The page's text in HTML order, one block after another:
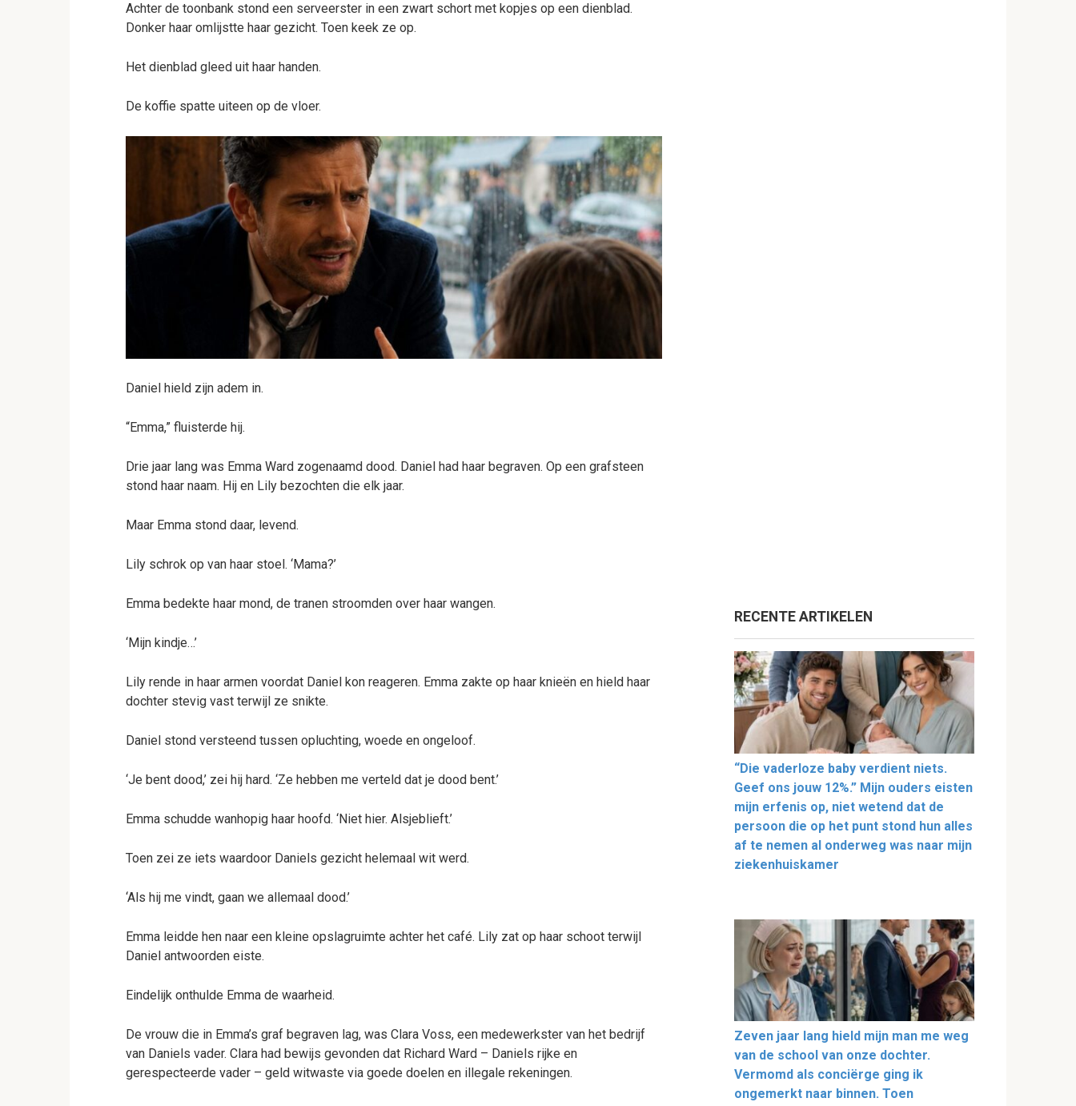
Achter de toonbank stond een serveerster in een zwart schort met kopjes op een dienblad.
Donker haar omlijstte haar gezicht. Toen keek ze op.
Het dienblad gleed uit haar handen.
De koffie spatte uiteen op de vloer.
Daniel hield zijn adem in.
“Emma,” fluisterde hij.
Drie jaar lang was Emma Ward zogenaamd dood. Daniel had haar begraven. Op een grafsteen
stond haar naam. Hij en Lily bezochten die elk jaar.
Maar Emma stond daar, levend.
Lily schrok op van haar stoel. ‘Mama?’
Emma bedekte haar mond, de tranen stroomden over haar wangen.
‘Mijn kindje…’
Lily rende in haar armen voordat Daniel kon reageren. Emma zakte op haar knieën en hield haar
dochter stevig vast terwijl ze snikte.
Daniel stond versteend tussen opluchting, woede en ongeloof.
‘Je bent dood,’ zei hij hard. ‘Ze hebben me verteld dat je dood bent.’
Emma schudde wanhopig haar hoofd. ‘Niet hier. Alsjeblieft.’
Toen zei ze iets waardoor Daniels gezicht helemaal wit werd.
‘Als hij me vindt, gaan we allemaal dood.’
Emma leidde hen naar een kleine opslagruimte achter het café. Lily zat op haar schoot terwijl
Daniel antwoorden eiste.
Eindelijk onthulde Emma de waarheid.
De vrouw die in Emma’s graf begraven lag, was Clara Voss, een medewerkster van het bedrijf
van Daniels vader. Clara had bewijs gevonden dat Richard Ward – Daniels rijke en
gerespecteerde vader – geld witwaste via goede doelen en illegale rekeningen.
RECENTE ARTIKELEN
“Die vaderloze baby verdient niets.
Geef ons jouw 12%.” Mijn ouders eisten
mijn erfenis op, niet wetend dat de
persoon die op het punt stond hun alles
af te nemen al onderweg was naar mijn
ziekenhuiskamer
Zeven jaar lang hield mijn man me weg
van de school van onze dochter.
Vermomd als conciërge ging ik
ongemerkt naar binnen. Toen